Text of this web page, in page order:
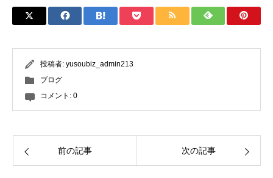
投稿者: yusoubiz_admin213
ブログ
コメント: 0
前の記事 次の記事